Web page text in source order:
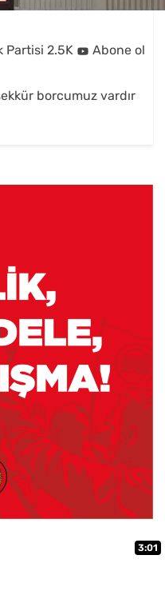
3:01
Partisi 2.5K Abone ol
borcumuz vardır